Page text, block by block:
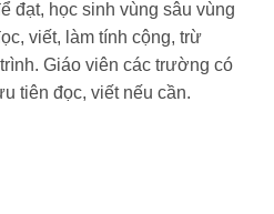
đạt, học sinh vùng sâu vùng
viết, làm tính cộng, trừ
Giáo viên các trường có
tiên đọc, viết nếu cần.